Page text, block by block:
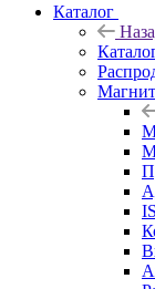
Каталог